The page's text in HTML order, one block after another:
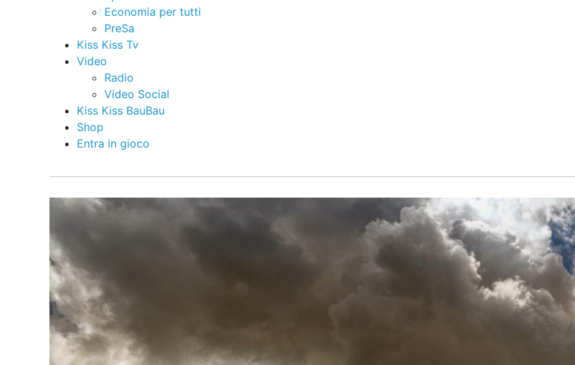
Economia per tutti
PreSa
Kiss Kiss Tv
Video
Radio
Video Social
Kiss Kiss BauBau
Shop
Entra in gioco